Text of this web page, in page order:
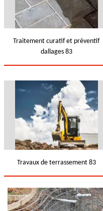
Traitement curatif et préventif
dallages 83
Travaux de terrassement 83